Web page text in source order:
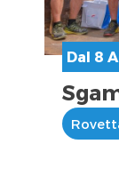
Dal 8